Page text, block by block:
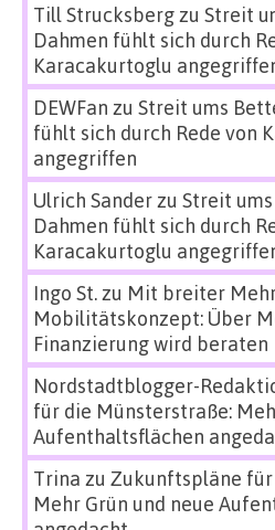
Till Strucksbergzu Streit
Dahmen fühlt sich durch
Karacakurtoglu
DEWFan zu Streit ums
fühlt sich durch Rede von
angegriffen
Ulrich Sanderzu Streit
Dahmen fühlt sich durch
Karacakurtoglu
Ingo St.zu Mit breiter
Mobilitätskonzept: Über
Finanzierung wird beraten
Nordstadtblogger-
für die Münsterstraße:
Aufenthaltsflächen
Trina zu Zukunftspläne
Mehr Grün und neue